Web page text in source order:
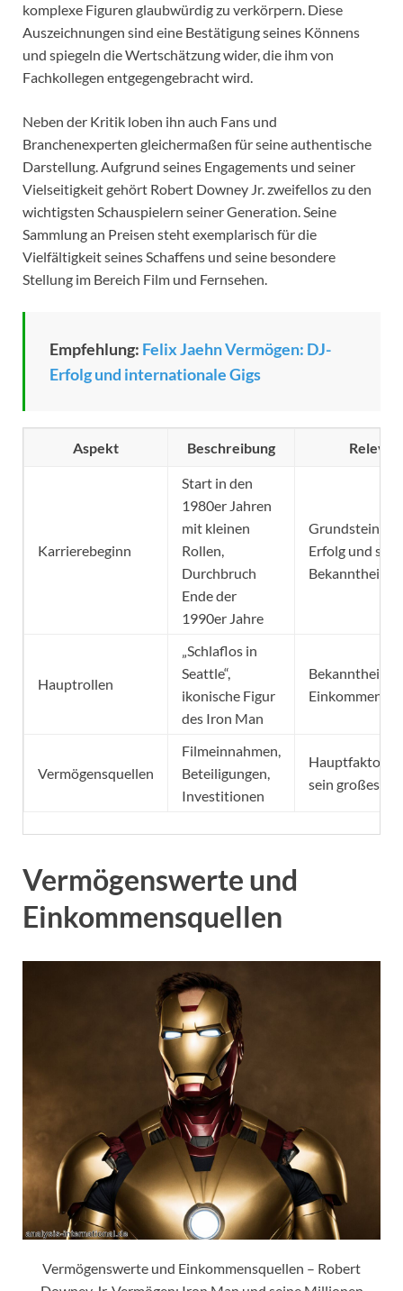
komplexe Figuren glaubwürdig zu verkörpern. Diese
Auszeichnungen sind eine Bestätigung seines Könnens
und spiegeln die Wertschätzung wider, die ihm von
Fachkollegen entgegengebracht wird.
Neben der Kritik loben ihn auch Fans und
Branchenexperten gleichermaßen für seine authentische
Darstellung. Aufgrund seines Engagements und seiner
Vielseitigkeit gehört Robert Downey Jr. zweifellos zu den
wichtigsten Schauspielern seiner Generation. Seine
Sammlung an Preisen steht exemplarisch für die
Vielfältigkeit seines Schaffens und seine besondere
Stellung im Bereich Film und Fernsehen.
Empfehlung: Felix Jaehn Vermögen: DJ-
Erfolg und internationale Gigs
Aspekt Beschreibung
Karrierebeginn
Start in den
1980er Jahren
mit kleinen
Rollen,
Durchbruch
Ende der
1990er Jahre
Grundstein für
Erfolg und
Bekanntheit
Hauptrollen
„Schlaflos in
Seattle“,
ikonische Figur
des Iron Man
Bekanntheits-
Vermögensquellen
Filmeinnahmen,
Beteiligungen,
Investitionen
sein großes
Vermögenswerte und
Einkommensquellen
Vermögenswerte und Einkommensquellen – Robert